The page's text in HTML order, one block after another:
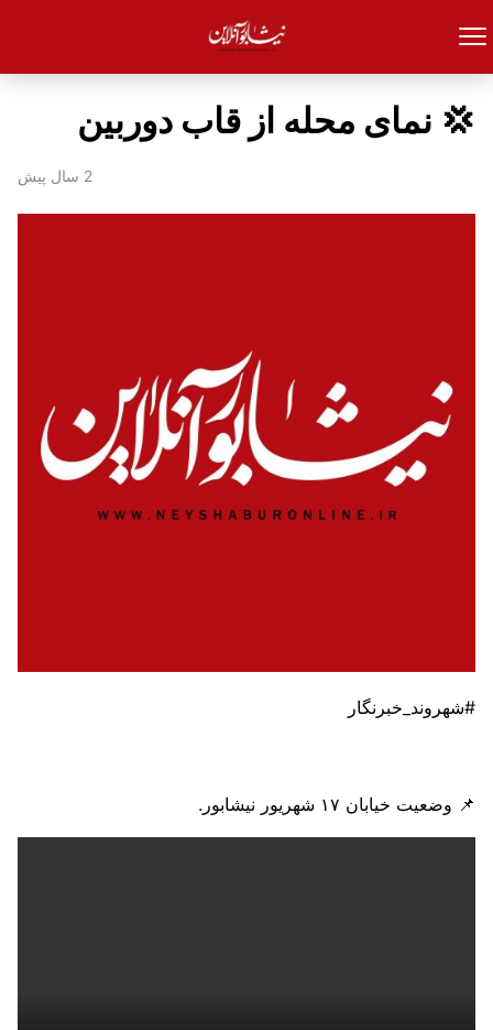
💢 نمای محله از قاب دوربین
2 سال پیش
#شهروند_خبرنگار
📌 وضعیت خیابان ۱۷ شهریور نیشابور.